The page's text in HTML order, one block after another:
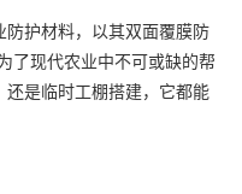
护材料，以其双面覆膜防
了现代农业中不可或缺的帮
是临时工棚搭建，它都能